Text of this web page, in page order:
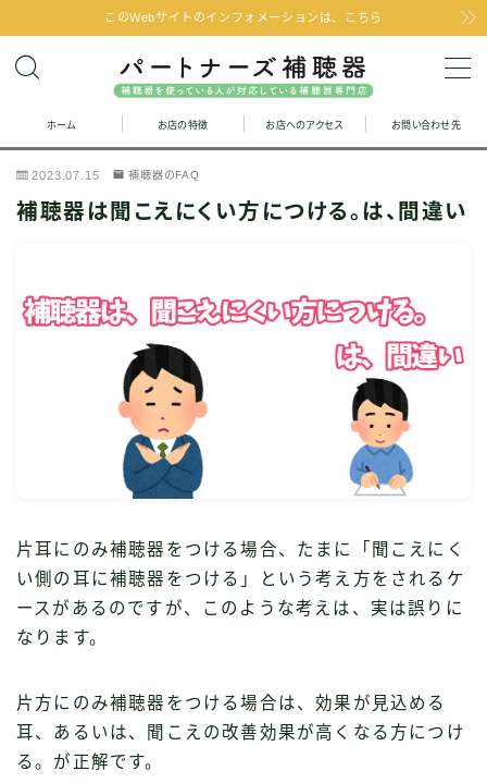
このWebサイトのインフォメーションは、こちら
MENU
お問い合わせ
お店の特徴
聞こえの改善と補聴器のFAQ
取り扱い補聴器
ホーム お店の特徴 お店へのアクセス お問い合わせ先
2023.07.15 補聴器のFAQ
補聴器は聞こえにくい方につける。は、間違い
片耳にのみ補聴器をつける場合、たまに「聞こえにく
い側の耳に補聴器をつける」という考え方をされるケ
ースがあるのですが、このような考えは、実は誤りに
なります。
片方にのみ補聴器をつける場合は、効果が見込める
耳、あるいは、聞こえの改善効果が高くなる方につけ
る。が正解です。